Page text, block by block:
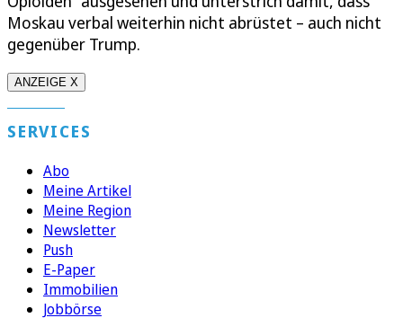
Moskau verbal weiterhin nicht abrüstet – auch nicht
gegenüber Trump.
ANZEIGE X
SERVICES
Abo
Meine Artikel
Meine Region
Newsletter
Push
E-Paper
Immobilien
Jobbörse